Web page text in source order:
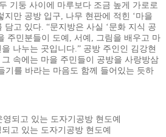
기둥 사이에 마루보다 조금 높게 가로로
지만 공방 입구, 나무 현판에 적힌 ‘마을
담고 있다. “문지방은 사실 ‘문화 지식 공
주민분들이 도예, 서예, 그림을 배우고 마
나누는 곳입니다.” 공방 주인인 김강현
속에는 마을 주민들이 공방을 사랑방삼
기를 바라는 마음도 함께 들어있는 듯하
고 있는 도자기공방 현도예